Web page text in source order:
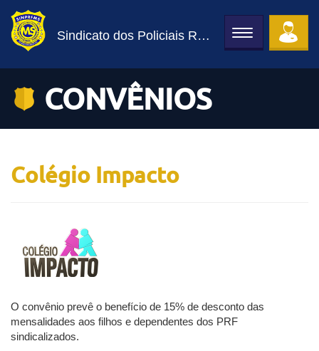
Sindicato dos Policiais Rodoviários Federais de MS
Toggle
navigation
CONVÊNIOS
Colégio Impacto
O convênio prevê o benefício de 15% de desconto das
mensalidades aos filhos e dependentes dos PRF
sindicalizados.